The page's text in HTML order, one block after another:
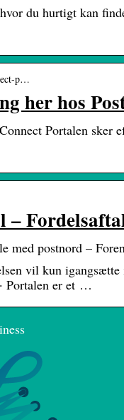
du hurtigt kan
p…
her hos
Portalen sker
–
med postnord –
vil kun
Portalen er et …